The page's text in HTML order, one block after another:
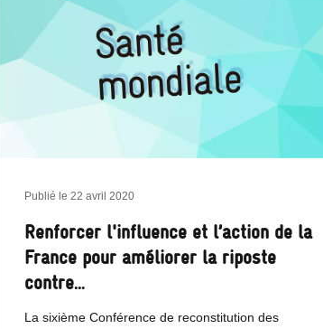
Renforcer l'influence et l’action de la
France pour améliorer la riposte
contre…
La sixième Conférence de reconstitution des
Publié le 22 avril 2020